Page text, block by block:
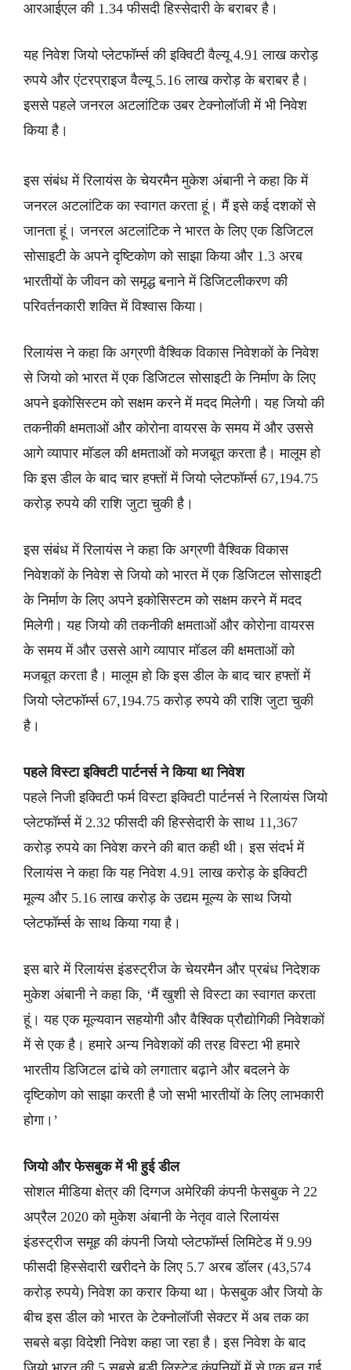
आरआईएल की 1.34 फीसदी हिस्सेदारी के बराबर है।
यह निवेश जियो प्लेटफॉर्म्स की इक्विटी वैल्यू 4.91 लाख करोड़
रुपये और एंटरप्राइज वैल्यू 5.16 लाख करोड़ के बराबर है।
इससे पहले जनरल अटलांटिक उबर टेक्नोलॉजी में भी निवेश
किया है।
इस संबंध में रिलायंस के चेयरमैन मुकेश अंबानी ने कहा कि में
जनरल अटलांटिक का स्वागत करता हूं। मैं इसे कई दशकों से
जानता हूं। जनरल अटलांटिक ने भारत के लिए एक डिजिटल
सोसाइटी के अपने दृष्टिकोण को साझा किया और 1.3 अरब
भारतीयों के जीवन को समृद्ध बनाने में डिजिटलीकरण की
परिवर्तनकारी शक्ति में विश्वास किया।
रिलायंस ने कहा कि अग्रणी वैश्विक विकास निवेशकों के निवेश
से जियो को भारत में एक डिजिटल सोसाइटी के निर्माण के लिए
अपने इकोसिस्टम को सक्षम करने में मदद मिलेगी। यह जियो की
तकनीकी क्षमताओं और कोरोना वायरस के समय में और उससे
आगे व्यापार मॉडल की क्षमताओं को मजबूत करता है। मालूम हो
कि इस डील के बाद चार हफ्तों में जियो प्लेटफॉर्म्स 67,194.75
करोड़ रुपये की राशि जुटा चुकी है।
इस संबंध में रिलायंस ने कहा कि अग्रणी वैश्विक विकास
निवेशकों के निवेश से जियो को भारत में एक डिजिटल सोसाइटी
के निर्माण के लिए अपने इकोसिस्टम को सक्षम करने में मदद
मिलेगी। यह जियो की तकनीकी क्षमताओं और कोरोना वायरस
के समय में और उससे आगे व्यापार मॉडल की क्षमताओं को
मजबूत करता है। मालूम हो कि इस डील के बाद चार हफ्तों में
जियो प्लेटफॉर्म्स 67,194.75 करोड़ रुपये की राशि जुटा चुकी
है।
पहले विस्टा इक्विटी पार्टनर्स ने किया था निवेश
पहले निजी इक्विटी फर्म विस्टा इक्विटी पार्टनर्स ने रिलायंस जियो
प्लेटफॉर्म्स में 2.32 फीसदी की हिस्सेदारी के साथ 11,367
करोड़ रुपये का निवेश करने की बात कही थी। इस संदर्भ में
रिलायंस ने कहा कि यह निवेश 4.91 लाख करोड़ के इक्विटी
मूल्य और 5.16 लाख करोड़ के उद्यम मूल्य के साथ जियो
प्लेटफॉर्म्स के साथ किया गया है।
इस बारे में रिलायंस इंडस्ट्रीज के चेयरमैन और प्रबंध निदेशक
मुकेश अंबानी ने कहा कि, ‘मैं खुशी से विस्टा का स्वागत करता
हूं। यह एक मूल्यवान सहयोगी और वैश्विक प्रौद्योगिकी निवेशकों
में से एक है। हमारे अन्य निवेशकों की तरह विस्टा भी हमारे
भारतीय डिजिटल ढांचे को लगातार बढ़ाने और बदलने के
दृष्टिकोण को साझा करती है जो सभी भारतीयों के लिए लाभकारी
होगा।’
जियो और फेसबुक में भी हुई डील
सोशल मीडिया क्षेत्र की दिग्गज अमेरिकी कंपनी फेसबुक ने 22
अप्रैल 2020 को मुकेश अंबानी के नेतृव वाले रिलायंस
इंडस्ट्रीज समूह की कंपनी जियो प्लेटफॉर्म्स लिमिटेड में 9.99
फीसदी हिस्सेदारी खरीदने के लिए 5.7 अरब डॉलर (43,574
करोड़ रुपये) निवेश का करार किया था। फेसबुक और जियो के
बीच इस डील को भारत के टेक्नोलॉजी सेक्टर में अब तक का
सबसे बड़ा विदेशी निवेश कहा जा रहा है। इस निवेश के बाद